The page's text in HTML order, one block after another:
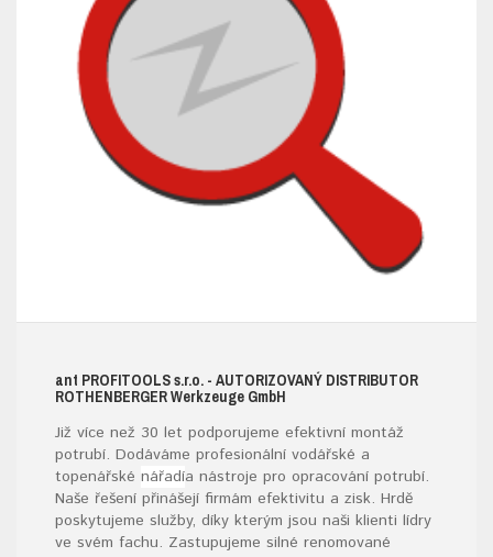
ant PROFITOOLSs.r.o. - AUTORIZOVANÝ DISTRIBUTOR
ROTHENBERGER Werkzeuge GmbH
Již více než 30 let podporujeme efektivní montáž
potrubí. Dodáváme profesionální vodářské a
topenářské nářadía nástroje pro opracování potrubí.
Naše řešení přinášejí firmám efektivitu a zisk. Hrdě
poskytujeme služby, díky kterým jsou naši klienti lídry
ve svém fachu. Zastupujeme silné renomované